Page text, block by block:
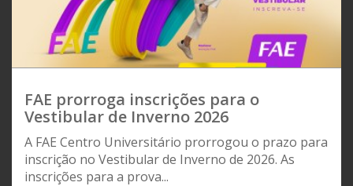
FAE prorroga inscrições para o
Vestibular de Inverno 2026
A FAE Centro Universitário prorrogou o prazo para
inscrição no Vestibular de Inverno de 2026. As
inscrições para a prova...